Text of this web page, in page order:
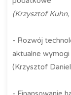
(Krzysztof
- Rozwój
aktualne
(Krzysztof